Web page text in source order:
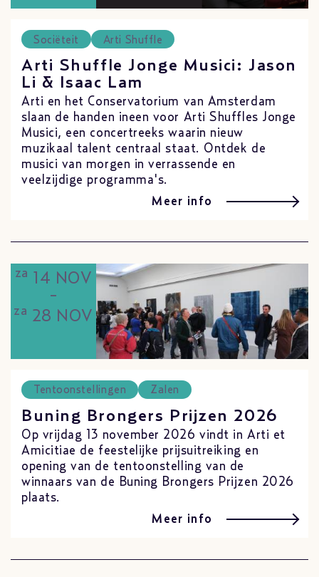
Sociëteit Arti Shuffle
Arti Shuffle Jonge Musici: Jason
Li & Isaac Lam
Arti en het Conservatorium van Amsterdam
slaan de handen ineen voor Arti Shuffles Jonge
Musici, een concertreeks waarin nieuw
muzikaal talent centraal staat. Ontdek de
musici van morgen in verrassende en
veelzijdige programma's.
Meer info
za 14 NOV
-
za 28 NOV
Tentoonstellingen Zalen
Buning Brongers Prijzen 2026
Op vrijdag 13 november 2026 vindt in Arti et
Amicitiae de feestelijke prijsuitreiking en
opening van de tentoonstelling van de
winnaars van de Buning Brongers Prijzen 2026
plaats.
Meer info